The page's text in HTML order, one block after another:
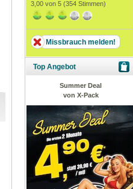
3,00 von 5 (354 Stimmen)
Missbrauch melden!
Top Angebot
Summer Deal
von X-Pack